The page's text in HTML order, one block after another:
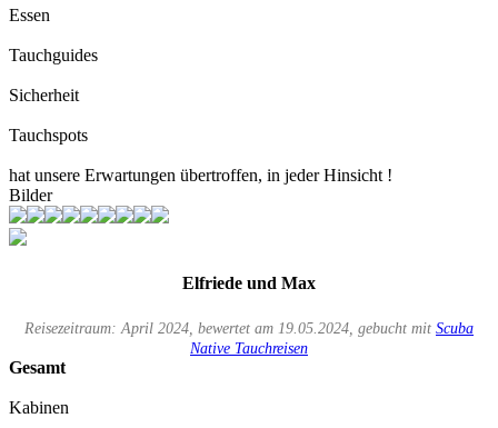
Essen
Tauchguides
Sicherheit
Tauchspots
hat unsere Erwartungen übertroffen, in jeder Hinsicht !
Bilder
Elfriede und Max
Reisezeitraum: April 2024, bewertet am 19.05.2024, gebucht mit Scuba
Native Tauchreisen
Gesamt
Kabinen